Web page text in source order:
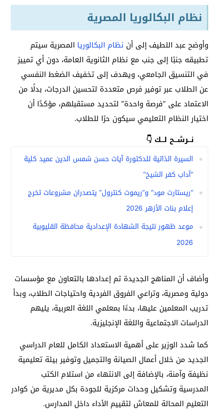
نظام البكالوريا المصرية
وأوضح عبد اللطيف إلى أن نظام البكالوريا المصرية سيتم
تطبيقه جنبًا إلى جنب مع نظام الثانوية العامة، دون أي تمييز
في التنسيق الجامعي، ويهدف إلى تخفيف الضغط النفسي
عن الطلاب عبر توفير فرص متعددة لتحسين الدرجات، بدلًا من
الاعتماد على “فرصة واحدة” لتحديد مستقبلهم، مؤكدًا أن
اختيار النظام التعليمي سيكون حرًا للطلاب.
نــرشــح لــك 👇
السيرة الذاتية للدكتورة آيات حسن شمس الدين عميد كلية
“آداب كفر الشيخ”
“ريستارت مود” و”ريموت كنترول” يتصدران مشروعات تخرج
إعلام بنات الأزهر 2026
موعد ظهور نتيجة الشهادة الإعدادية محافظة القليوبية
2026
وأضاف أن المناهج الجديدة تم إعدادها بالتعاون مع مؤسسات
دولية ومصرية، وتراعي الفروق الفردية واحتياجات الطلاب، وبدأ
تدريب المعلمين عليها، بدءًا بمعلمي اللغة العربية، يليهم
الدراسات الاجتماعية واللغة الإنجليزية.
كما شدد الوزير على أهمية الاستعداد الكامل للعام الدراسي
الجديد من خلال أعمال الصيانة والتجميل وتوفير بيئة تعليمية
نظيفة وآمنة، بالإضافة إلى الانتهاء من استلام الكتب
المدرسية وتشكيل وحدات مركزية للجودة بكل مديرية من كوادر
التعليم المحالة للمعاش لتقييم الأداء داخل المدارس.